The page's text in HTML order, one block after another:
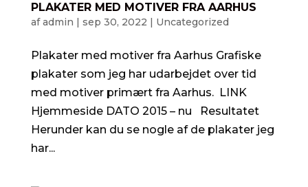
PLAKATER MED MOTIVER FRA AARHUS
afadmin | sep 30, 2022 | Uncategorized
Plakater med motiver fra Aarhus Grafiske
plakater som jeg har udarbejdet over tid
med motiver primært fra Aarhus. LINK
Hjemmeside DATO 2015 – nu Resultatet
Herunder kan du se nogle af de plakater jeg
har...